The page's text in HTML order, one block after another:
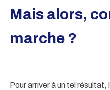
Mais alors,
marche ?
Pour arriver à un tel